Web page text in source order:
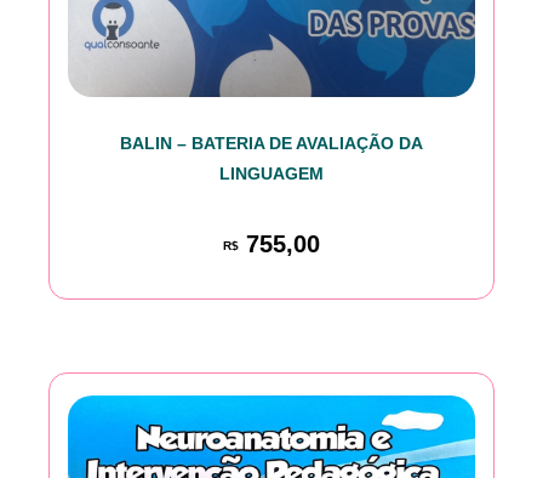
BALIN – BATERIA DE AVALIAÇÃO DA
LINGUAGEM
R$ 755,00